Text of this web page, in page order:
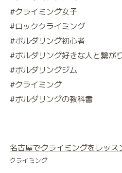
#クライミング女子
#ロッククライミング
#ボルダリング初心者
#ボルダリング好きな人と繋が
#ボルダリングジム
#クライミング
#ボルダリングの教科書
名古屋でクライミングをレッス
クライミング